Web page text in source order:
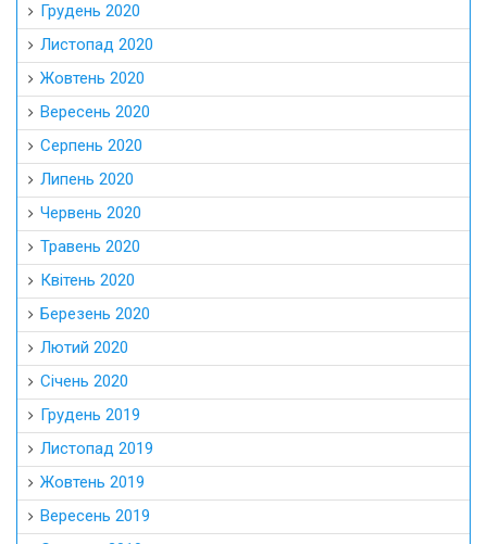
Грудень 2020
Листопад 2020
Жовтень 2020
Вересень 2020
Серпень 2020
Липень 2020
Червень 2020
Травень 2020
Квітень 2020
Березень 2020
Лютий 2020
Січень 2020
Грудень 2019
Листопад 2019
Жовтень 2019
Вересень 2019